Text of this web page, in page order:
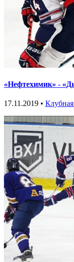
«Нефтехимик» -
17.11.2019 •